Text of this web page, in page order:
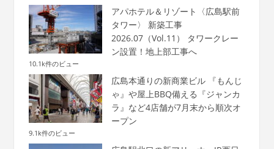
アパホテル＆リゾート〈広島駅前
タワー〉 新築工事
2026.07（Vol.11） タワークレー
ン設置！地上部工事へ
10.1k件のビュー
広島本通りの新商業ビル 『もんじ
ゃ』や屋上BBQ備える『ジャンカ
ラ』など4店舗が7月末から順次オ
ープン
9.1k件のビュー